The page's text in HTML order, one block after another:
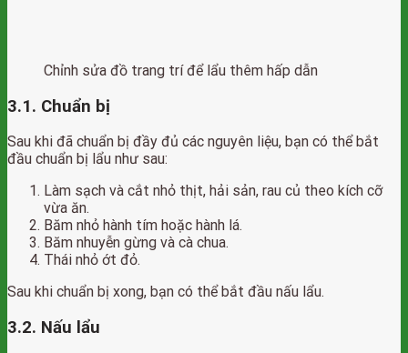
Chỉnh sửa đồ trang trí để lẩu thêm hấp dẫn
3.1. Chuẩn bị
Sau khi đã chuẩn bị đầy đủ các nguyên liệu, bạn có thể bắt
đầu chuẩn bị lẩu như sau:
Làm sạch và cắt nhỏ thịt, hải sản, rau củ theo kích cỡ
vừa ăn.
Băm nhỏ hành tím hoặc hành lá.
Băm nhuyễn gừng và cà chua.
Thái nhỏ ớt đỏ.
Sau khi chuẩn bị xong, bạn có thể bắt đầu nấu lẩu.
3.2. Nấu lẩu